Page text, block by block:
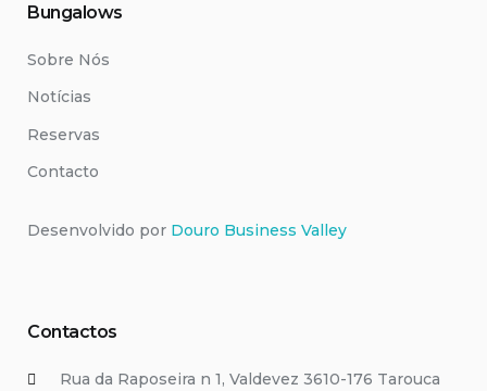
Bungalows
Sobre Nós
Notícias
Reservas
Contacto
Desenvolvido por Douro Business Valley
Contactos
Rua da Raposeira n 1, Valdevez 3610-176 Tarouca